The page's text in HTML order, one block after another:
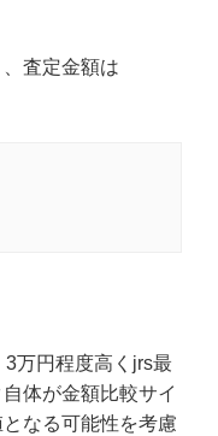
査定金額は
万円程度高くjrs最
体が金額比較サイ
なる可能性を考慮